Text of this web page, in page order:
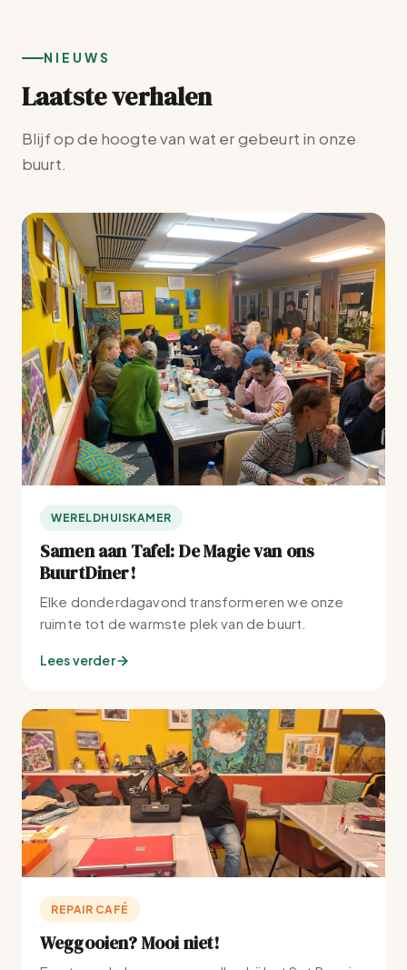
NIEUWS
Laatste verhalen
Blijf op de hoogte van wat er gebeurt in onze
buurt.
WERELDHUISKAMER
Samen aan Tafel: De Magie van ons
BuurtDiner!
Elke donderdagavond transformeren we onze
ruimte tot de warmste plek van de buurt.
Lees verder
REPAIR CAFÉ
Weggooien? Mooi niet!